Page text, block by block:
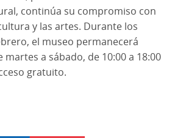
continúa su compromiso con
y las artes. Durante los
el museo permanecerá
a sábado, de 10:00 a 18:00
gratuito.